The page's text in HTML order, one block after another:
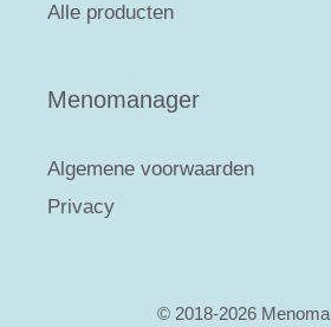
Alle producten
Menomanager
Algemene voorwaarden
Privacy
© 2018-2026